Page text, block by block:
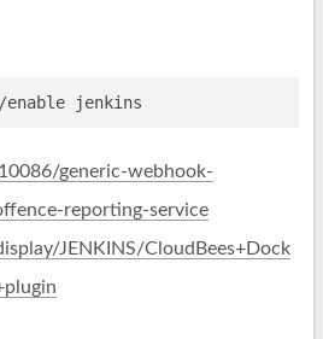
jenkins
generic-webhook-
reporting-service
JENKINS/CloudBees+Dock